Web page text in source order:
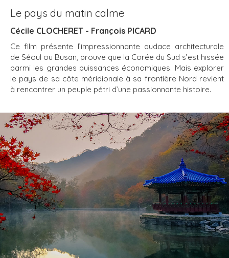
Le pays du matin calme
Cécile CLOCHERET - François PICARD
Ce film présente l’impressionnante audace architecturale
de Séoul ou Busan, prouve que la Corée du Sud s’est hissée
parmi les grandes puissances économiques. Mais explorer
le pays de sa côte méridionale à sa frontière Nord revient
à rencontrer un peuple pétri d’une passionnante histoire.